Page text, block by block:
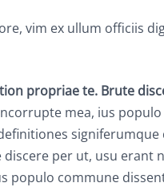
vim ex ullum officiis
propriae te. Brute
mea, ius
signiferumque
per ut, usu erant
populo commune